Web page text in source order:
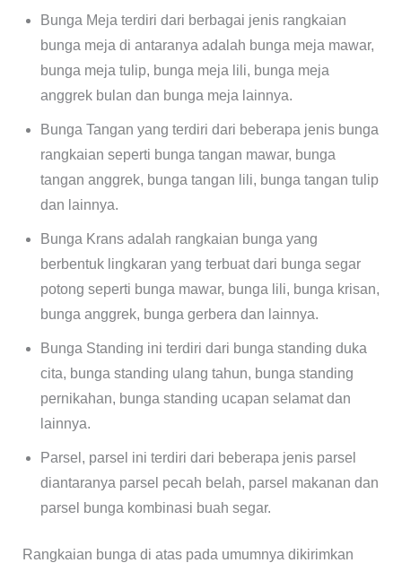
Bunga Meja terdiri dari berbagai jenis rangkaian
bunga meja di antaranya adalah bunga meja mawar,
bunga meja tulip, bunga meja lili, bunga meja
anggrek bulan dan bunga meja lainnya.
Bunga Tangan yang terdiri dari beberapa jenis bunga
rangkaian seperti bunga tangan mawar, bunga
tangan anggrek, bunga tangan lili, bunga tangan tulip
dan lainnya.
Bunga Krans adalah rangkaian bunga yang
berbentuk lingkaran yang terbuat dari bunga segar
potong seperti bunga mawar, bunga lili, bunga krisan,
bunga anggrek, bunga gerbera dan lainnya.
Bunga Standing ini terdiri dari bunga standing duka
cita, bunga standing ulang tahun, bunga standing
pernikahan, bunga standing ucapan selamat dan
lainnya.
Parsel, parsel ini terdiri dari beberapa jenis parsel
diantaranya parsel pecah belah, parsel makanan dan
parsel bunga kombinasi buah segar.
Rangkaian bunga di atas pada umumnya dikirimkan